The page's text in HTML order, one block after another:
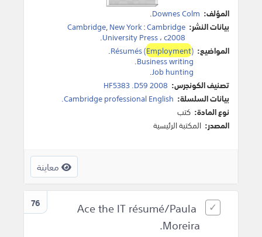
المؤلف: Downes Colm
.
بيانات النشر:
Cambridge,New York:Cambridge
University Press،c2008
.
المواضيع:
Résumés (Employment)
.
Business writing
.
Job hunting
.
تصنيف الكونجرس: HF5383 .D59 2008
بيانات السلسلة: Cambridge professional English.
نوع المادة: كتب
المصدر: المكتبة الرئيسية
معاينة
76
Ace the IT résumé/Paula
Moreira.